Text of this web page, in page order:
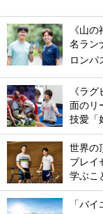
《山
名ラン
ロンパ
《ラ
面のリ
技愛「
世界の
ブレイ
学ぶこ
「バ